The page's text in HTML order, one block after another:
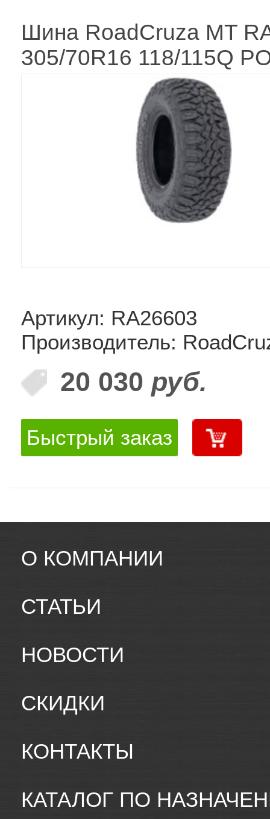
Шина RoadCruza MT
305/70R16 118/115Q
Артикул: RA26603
Производитель:
20 030 руб.
Быстрый заказ
О КОМПАНИИ
СТАТЬИ
НОВОСТИ
СКИДКИ
КОНТАКТЫ
КАТАЛОГ ПО